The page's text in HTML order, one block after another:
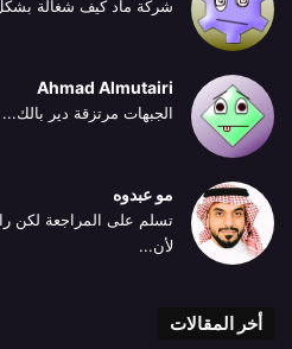
شركة ماد كيف شغالة
Ahmad Almutairi
الجبهات مرتزقة دير بالك...
مو عبدوه
تسلم على المراجعة لكن
لأن...
أخر المقالات